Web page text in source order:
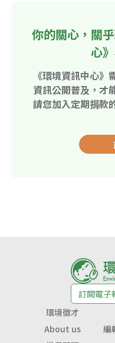
你的關心，關
心
《環境資訊中心
資訊公開普及，才
請您加入定期捐款
訂閱電子
環境徵才
About us
編